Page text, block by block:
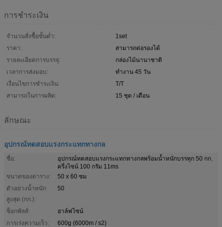
การชำระเงิน
จำนวนสั่งซื้อขั้นต่ำ:
1set
ราคา:
สามารถต่อรองได้
รายละเอียดการบรรจุ:
กล่องไม้นานาชาติ
เวลาการส่งมอบ:
ทำงาน 45 วัน
เงื่อนไขการชำระเงิน:
T/T
สามารถในการผลิต:
15 ชุด / เดือน
ลักษณะ
อุปกรณ์ทดสอบแรงกระแทกทางกล
ชื่อ:
อุปกรณ์ทดสอบแรงกระแทกทางกลพร้อมน้ำหนักบรรทุก 50 กก.
ครึ่งไซน์ 100 กรัม 11ms
ขนาดของตาราง:
50 x 60 ซม
ตัวอย่างน้ำหนัก
สูงสุด (กก.):
50
ช็อกพัลส์:
ฮาล์ฟไซน์
การเร่งความเร็ว:
600g (6000m / s2)